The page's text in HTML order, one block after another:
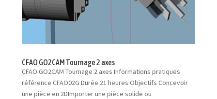
CFAO GO2CAM Tournage 2 axes
CFAO GO2CAM Tournage 2 axes Informations pratiques
référence CFAO02G Durée 21 heures Objectifs Concevoir
une pièce en 2DImporter une pièce solide ou